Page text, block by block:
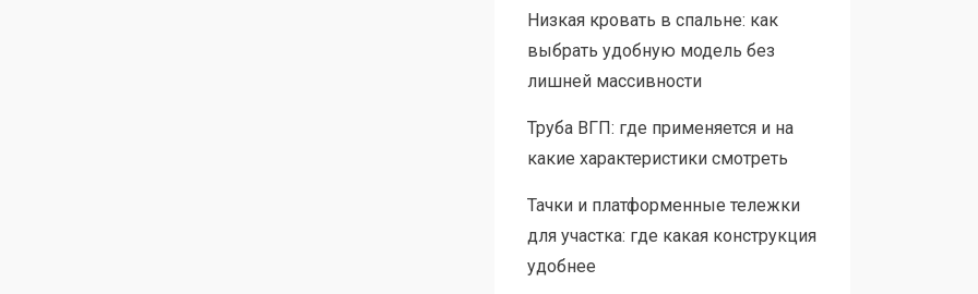
Низкая кровать в спальне: как
выбрать удобную модель без
лишней массивности
Труба ВГП: где применяется и на
какие характеристики смотреть
Тачки и платформенные тележки
для участка: где какая конструкция
удобнее